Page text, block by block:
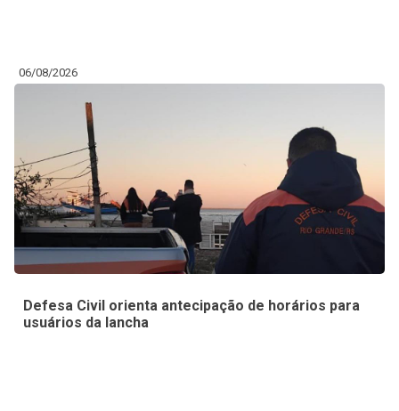
06/08/2026
Defesa Civil orienta antecipação de horários para
usuários da lancha